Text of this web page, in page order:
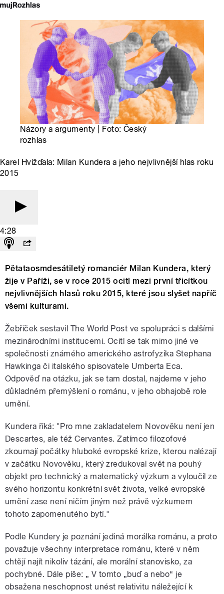
Názory a argumenty | Foto: Český
rozhlas
Karel Hvížďala: Milan Kundera a jeho nejvlivnější hlas roku
2015
4:28
Pětataosmdesátiletý romanciér Milan Kundera, který
žije v Paříži, se v roce 2015 ocitl mezi první třicítkou
nejvlivnějších hlasů roku 2015, které jsou slyšet napříč
všemi kulturami.
Žebříček sestavil The World Post ve spolupráci s dalšími
mezinárodními institucemi. Ocitl se tak mimo jiné ve
společnosti známého amerického astrofyzika Stephana
Hawkinga či italského spisovatele Umberta Eca.
Odpověď na otázku, jak se tam dostal, najdeme v jeho
důkladném přemýšlení o románu, v jeho obhajobě role
umění.
Kundera říká: "Pro mne zakladatelem Novověku není jen
Descartes, ale též Cervantes. Zatímco filozofové
zkoumají počátky hluboké evropské krize, kterou nalézají
v začátku Novověku, který zredukoval svět na pouhý
objekt pro technický a matematický výzkum a vyloučil ze
svého horizontu konkrétní svět života, velké evropské
umění zase není ničím jiným než právě výzkumem
tohoto zapomenutého bytí."
Podle Kundery je poznání jediná morálka románu, a proto
považuje všechny interpretace románu, které v něm
chtějí najít nikoliv tázání, ale morální stanovisko, za
pochybné. Dále píše: „ V tomto „buď a nebo“ je
obsažena neschopnost unést relativitu náležející k